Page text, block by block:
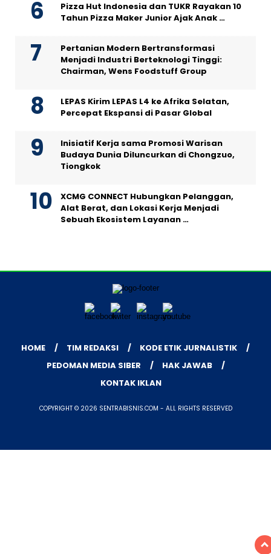
Pizza Hut Indonesia dan TUKR Rayakan 10
Tahun Pizza Maker Junior Ajak Anak …
Pertanian Modern Bertransformasi
Menjadi Industri Berteknologi Tinggi:
Chairman, Wens Foodstuff Group
LEPAS Kirim LEPAS L4 ke Afrika Selatan,
Percepat Ekspansi di Pasar Global
Inisiatif Kerja sama Promosi Warisan
Budaya Dunia Diluncurkan di Chongzuo,
Tiongkok
XCMG CONNECT Hubungkan Pelanggan,
Alat Berat, dan Lokasi Kerja Menjadi
Sebuah Ekosistem Layanan …
HOME TIM REDAKSI
KODE ETIK JURNALISTIK
PEDOMAN MEDIA SIBER
HAK JAWAB
KONTAK IKLAN
COPYRIGHT © 2026 SENTRABISNIS.COM - ALL RIGHTS RESERVED